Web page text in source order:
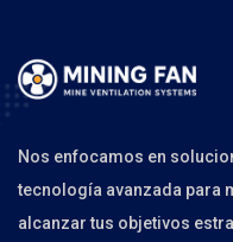
Nos enfocamos en
tecnología avanzada para
alcanzar tus objetivos